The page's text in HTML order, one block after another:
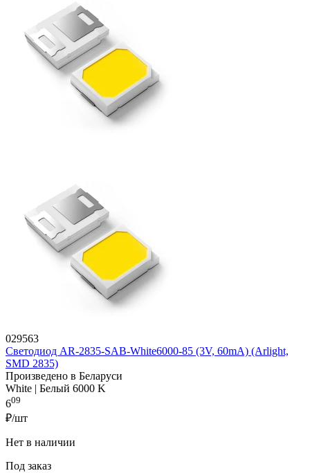
029563
Светодиод AR-2835-SAB-White6000-85 (3V, 60mA) (Arlight,
SMD 2835)
Произведено в Беларуси
White | Белый 6000 K
609
₽/шт
Нет в наличии
Под заказ